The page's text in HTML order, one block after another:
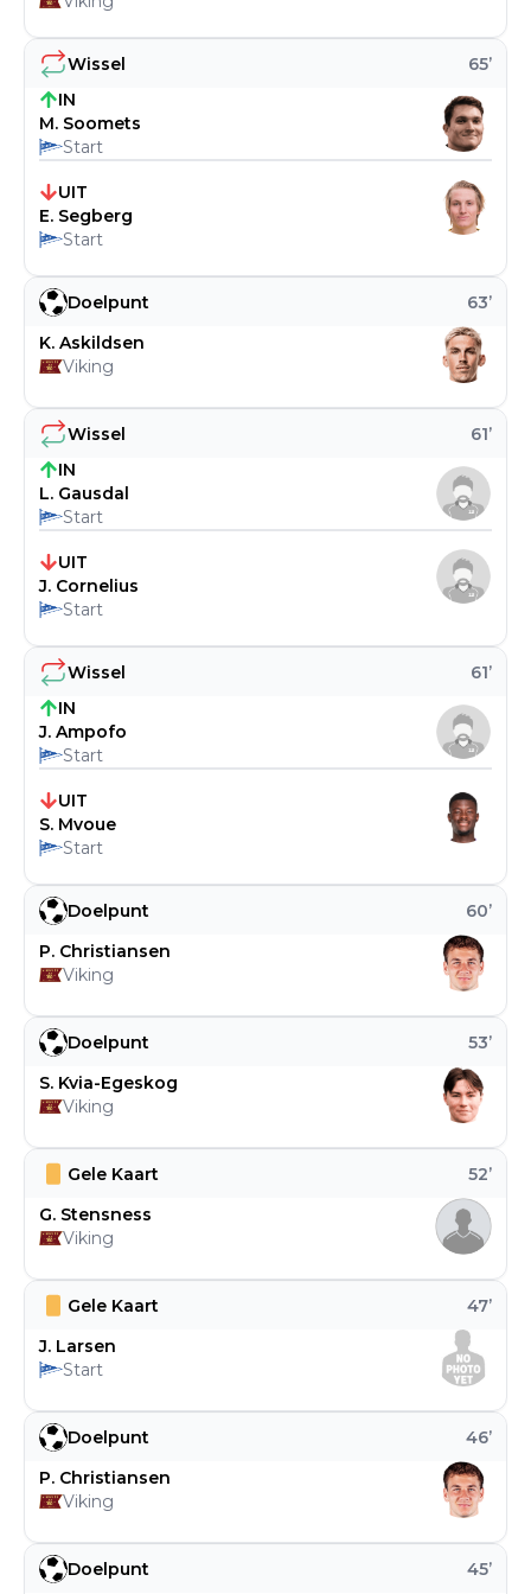
Doelpunt 45’
Doelpunt 46’
P. Christiansen
Viking
Gele Kaart 47’
J. Larsen
Start
Gele Kaart 52’
G. Stensness
Viking
Doelpunt 53’
S. Kvia-Egeskog
Viking
Doelpunt 60’
P. Christiansen
Viking
Wissel 61’
IN
J. Ampofo
Start
UIT
S. Mvoue
Start
Wissel 61’
IN
L. Gausdal
Start
UIT
J. Cornelius
Start
Doelpunt 63’
K. Askildsen
Viking
Wissel 65’
IN
M. Soomets
Start
UIT
E. Segberg
Start